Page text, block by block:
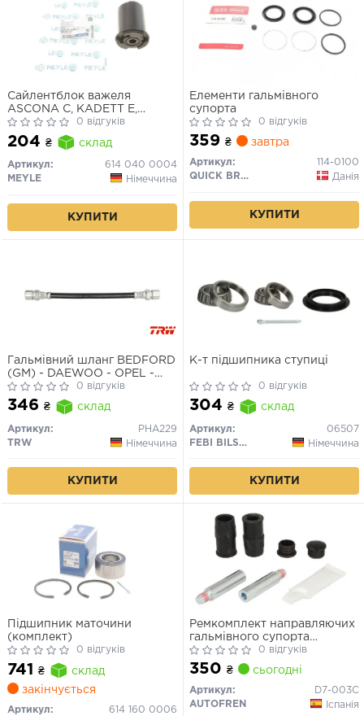
Сайлентблок важеля
ASCONA C, KADETT E,
VECTRA A 81-95 зад. міст
(Вир-во MEYLE)
0 відгуків
204 ₴ склад
Артикул:
614 040 0004
MEYLE
Німеччина
КУПИТИ
Елементи гальмівного
супорта
0 відгуків
359 ₴ завтра
Артикул:
114-0100
QUICK BRAKE
Данія
КУПИТИ
Гальмівний шланг BEDFORD
(GM) - DAEWOO - OPEL -
SAAB - VAUXHALL Astra
Van/Espero/Nexia/Asco
0 відгуків
346 ₴ склад
Артикул:
PHA229
TRW
Німеччина
КУПИТИ
К-т підшипника ступиці
0 відгуків
304 ₴ склад
Артикул:
06507
FEBI BILSTEIN
Німеччина
КУПИТИ
Підшипник маточини
(комплект)
0 відгуків
741 ₴
склад
закінчується
Артикул:
614 160 0006
Ремкомплект направляючих
гальмівного супорта
0 відгуків
350 ₴ сьогодні
Артикул:
D7-003C
AUTOFREN
Іспанія